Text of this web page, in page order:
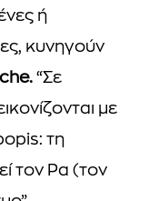
ή
κυνηγούν
“Σε
με
τη
τον Ρα (τον